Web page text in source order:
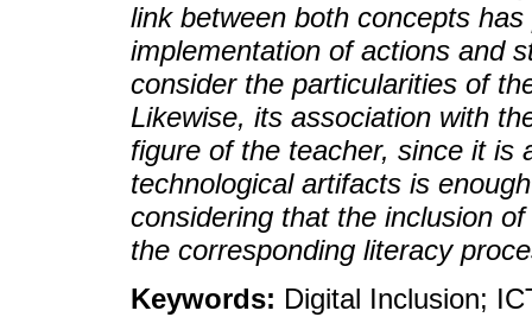
link between both concepts
implementation of actions and
consider the particularities of
Likewise, its association with
figure of the teacher, since it is
technological artifacts is
considering that the inclusion
the corresponding literacy
Keywords: Digital Inclusion;